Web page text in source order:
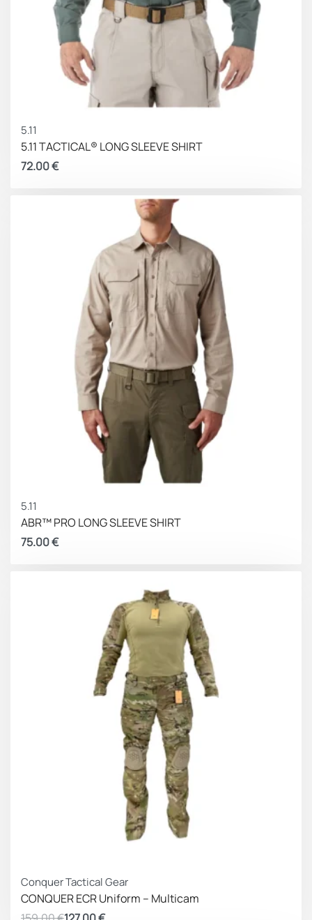
5.11
5.11 TACTICAL® LONG SLEEVE SHIRT
72.00€
5.11
ABR™ PRO LONG SLEEVE SHIRT
75.00€
Conquer Tactical Gear
CONQUER ECR Uniform – Multicam